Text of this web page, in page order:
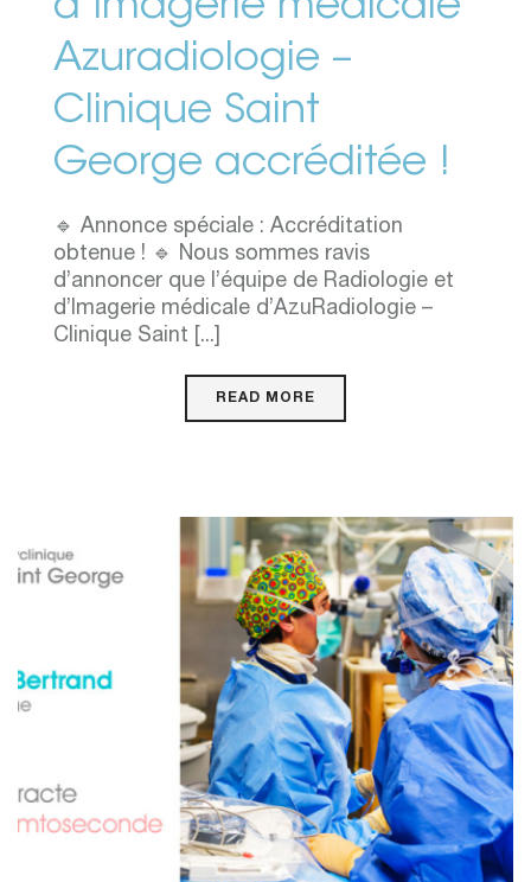
Azuradiologie –
Clinique Saint
George accréditée !
🔹 Annonce spéciale : Accréditation
obtenue ! 🔹 Nous sommes ravis
d’annoncer que l’équipe de Radiologie et
d’Imagerie médicale d’AzuRadiologie –
Clinique Saint [...]
READ MORE